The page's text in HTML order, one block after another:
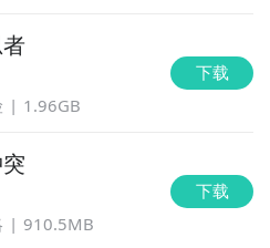
1.96GB
下载
910.5MB
下载